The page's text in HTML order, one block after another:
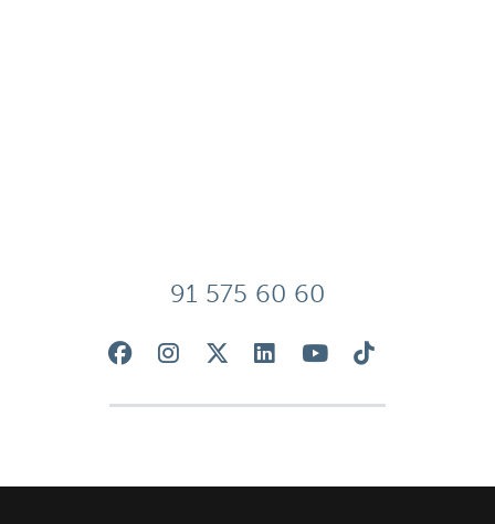
91 575 60 60